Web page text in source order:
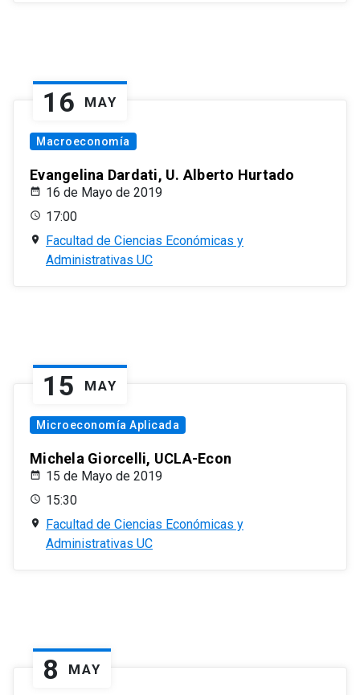
16 MAY
Macroeconomía
Evangelina Dardati, U. Alberto Hurtado
16 de Mayo de 2019
17:00
Facultad de Ciencias Económicas y
Administrativas UC
15 MAY
Microeconomía Aplicada
Michela Giorcelli, UCLA-Econ
15 de Mayo de 2019
15:30
Facultad de Ciencias Económicas y
Administrativas UC
8 MAY